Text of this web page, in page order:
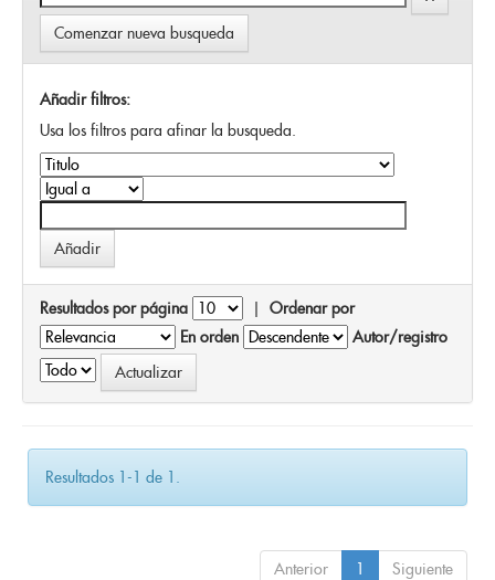
Comenzar nueva busqueda
Añadir filtros:
Usa los filtros para afinar la busqueda.
Resultados por página | Ordenar por
En orden
Autor/registro
Resultados 1-1 de 1.
Anterior 1 Siguiente